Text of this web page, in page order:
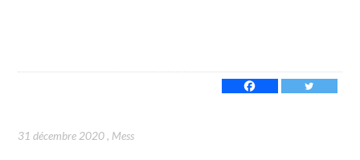
31 décembre 2020, Mess